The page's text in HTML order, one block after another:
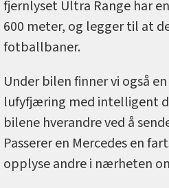
fjernlyset Ultra Range har
600 meter, og legger til at
fotballbaner.
Under bilen finner vi også
lufyfjæring med intelligent
bilene hverandre ved å
Passerer en Mercedes en
opplyse andre i nærheten